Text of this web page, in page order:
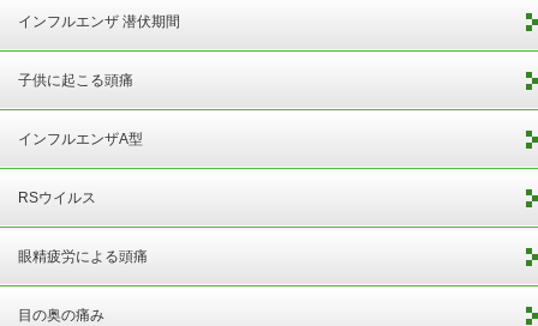
インフルエンザ 潜伏期間
子供に起こる頭痛
インフルエンザA型
RSウイルス
眼精疲労による頭痛
目の奥の痛み